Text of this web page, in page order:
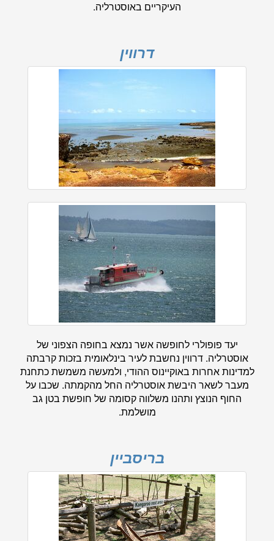
העיקריים באוסטרליה.
דרווין
יעד פופולרי לחופשה אשר נמצא בחופה הצפוני של
אוסטרליה. דרווין נחשבת לעיר בינלאומית בזכות קרבתה
למדינות אחרות באוקיינוס ההודי, ולמעשה משמשת כתחנת
מעבר לשאר היבשת אוסטרליה החל מהקמתה. שכבו על
החוף הנוצץ ותהנו משלווה קסומה של חופשת בטן גב
מושלמת.
בריסביין